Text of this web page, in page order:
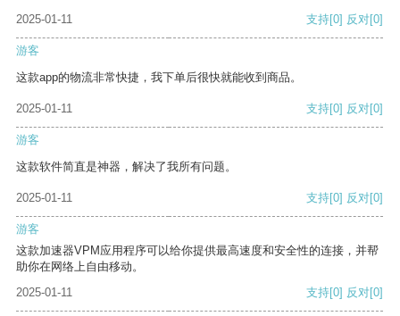
2025-01-11
支持[0] 反对[0]
游客
这款app的物流非常快捷，我下单后很快就能收到商品。
2025-01-11 支持[0] 反对[0]
游客
这款软件简直是神器，解决了我所有问题。
2025-01-11 支持[0] 反对[0]
游客
这款加速器VPM应用程序可以给你提供最高速度和安全性的连接，并帮
助你在网络上自由移动。
2025-01-11
支持[0] 反对[0]